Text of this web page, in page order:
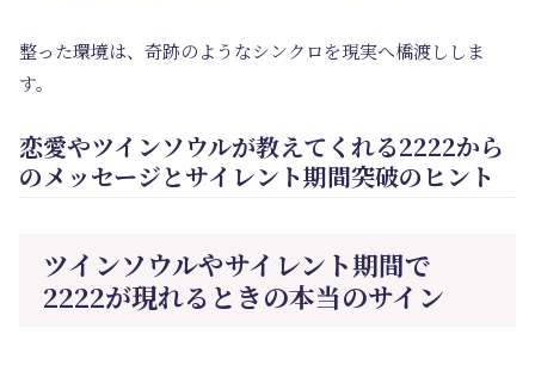
整った環境は、奇跡のようなシンクロを現実へ橋渡ししま
す。
恋愛やツインソウルが教えてくれる2222から
のメッセージとサイレント期間突破のヒント
ツインソウルやサイレント期間で
2222が現れるときの本当のサイン